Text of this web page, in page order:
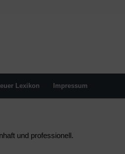
Lexikon Impressum
und professionell.